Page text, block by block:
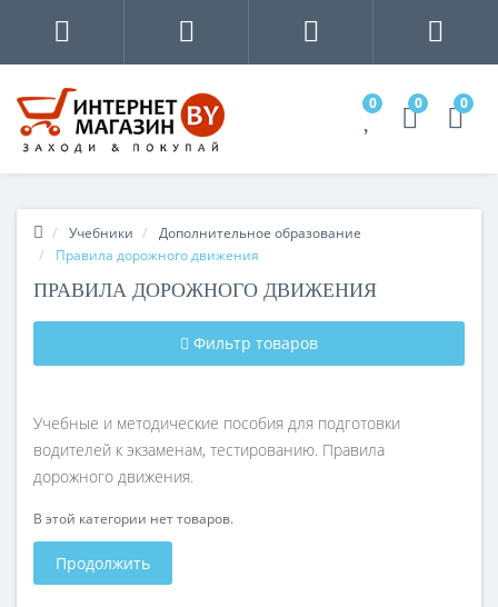
0 0 0
Учебники
Дополнительное образование
Правила дорожного движения
ПРАВИЛА ДОРОЖНОГО ДВИЖЕНИЯ
Фильтр товаров
Учебные и методические пособия для подготовки
водителей к экзаменам, тестированию. Правила
дорожного движения.
В этой категории нет товаров.
Продолжить